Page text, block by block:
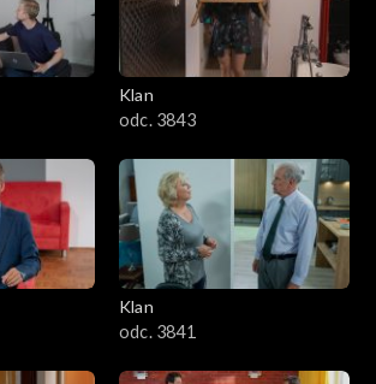
Klan
odc. 3843
Klan
odc. 3841